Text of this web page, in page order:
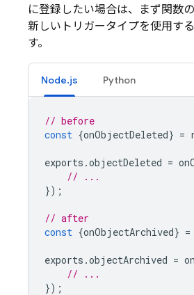
に登録したい場合は、まず関数
新しいトリガータイプを使用す
す。
Node.js Python
// before
const {onObjectDeleted} =
exports .objectDeleted =
// ...
});
// after
const {onObjectArchived} =
exports .objectArchived =
// ...
});